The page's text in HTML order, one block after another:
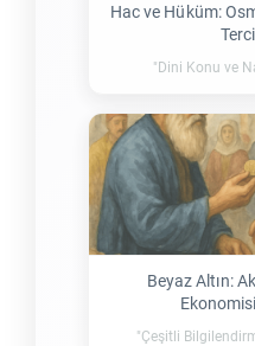
Hac ve Hüküm:
"Dini Konu ve
Beyaz Altın:
"Çeşitli